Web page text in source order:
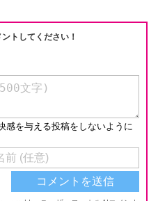
k
トしてください！